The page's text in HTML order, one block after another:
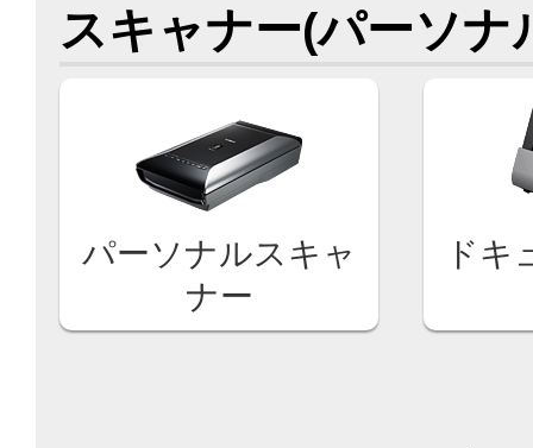
スキャナー(パーソナ
パーソナルスキャ
ナー
ドキ